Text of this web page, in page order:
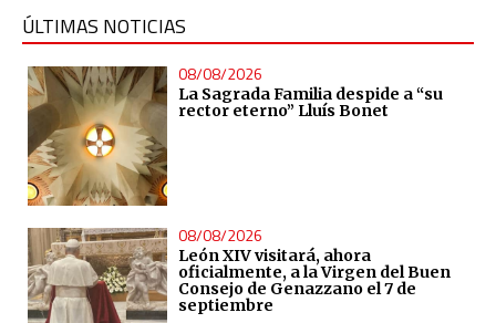
ÚLTIMAS NOTICIAS
08/08/2026
La Sagrada Familia despide a “su
rector eterno” Lluís Bonet
08/08/2026
León XIV visitará, ahora
oficialmente, a la Virgen del Buen
Consejo de Genazzano el 7 de
septiembre